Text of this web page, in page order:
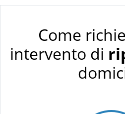
Come
intervento di